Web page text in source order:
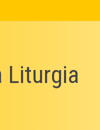
Liturgia